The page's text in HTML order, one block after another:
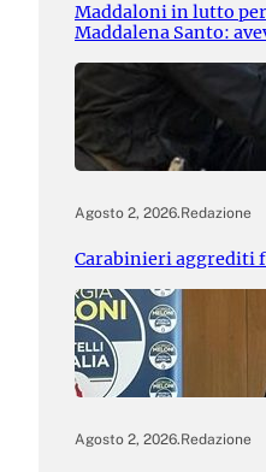
Maddaloni in lutto
Maddalena Santo:
Agosto 2, 2026.Redazione
Carabinieri aggrediti
Agosto 2, 2026.Redazione